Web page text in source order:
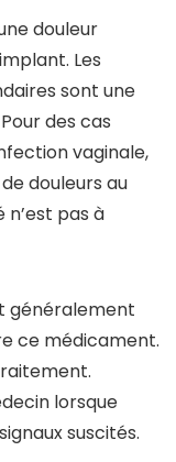
douleur
Les
sont une
des cas
vaginale,
douleurs au
n’est pas à
généralement
ce médicament.
lorsque
suscités.